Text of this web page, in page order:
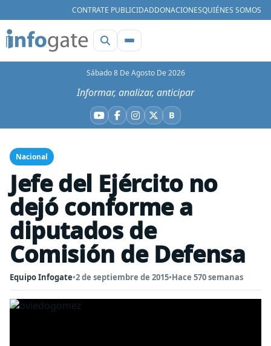
CONTRATE PUBLICIDADDONACIONESQUIÉNES SOMOS
Sábado 8 De Agosto De 2026
Informar, analizar, anticipar
YouTube
Facebook
Instagram
X BBluesky
Nacional
Jefe del Ejército no
dejó conforme a
diputados de
Comisión de Defensa
Equipo Infogate•2 de septiembre de 2015•Hace 570 semanas